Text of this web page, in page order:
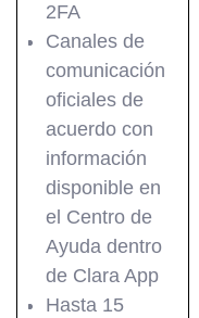
2FA
Canales de
comunicación
oficiales de
acuerdo con
información
disponible en
el Centro de
Ayuda dentro
de Clara App
Hasta 15